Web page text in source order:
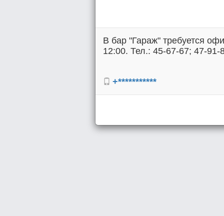
В бар "Гараж" требуется
12:00. Тел.: 45-67-67; 47-91-
+***********